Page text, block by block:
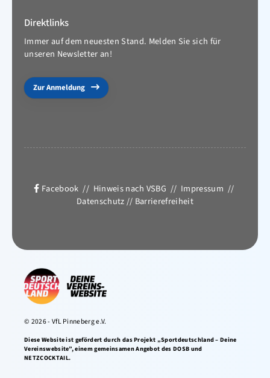
Direktlinks
Immer auf dem neuesten Stand. Melden Sie sich für
unseren Newsletter an!
Zur Anmeldung
Facebook // Hinweis nach VSBG // Impressum //
Datenschutz// Barrierefreiheit
© 2026 - VfL Pinneberg e.V.
Diese Website ist gefördert durch das Projekt „Sportdeutschland – Deine
Vereinswebsite”, einem gemeinsamen Angebot des DOSB und
NETZCOCKTAIL.